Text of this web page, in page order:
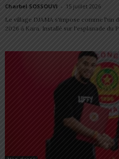
Charbel SOSSOUVI - 15 juillet 2026
Le village DJAMA s'impose comme l'un
2026 à Kara. Installé sur l'esplanade du